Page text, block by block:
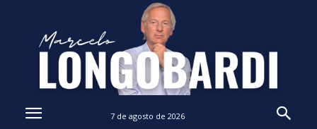
7 de agosto de 2026